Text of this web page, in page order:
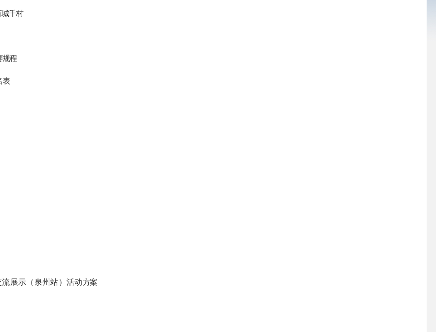
千村
规程
表
流展示 （ 泉州站） 活动方案